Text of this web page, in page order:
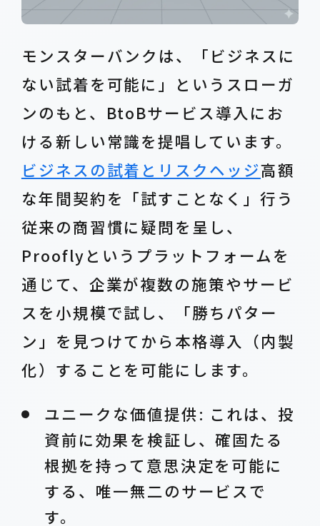
モンスターバンクは、「ビジネスに
ない試着を可能に」というスローガ
ンのもと、BtoBサービス導入にお
ける新しい常識を提唱しています。
ビジネスの試着とリスクヘッジ高額
な年間契約を「試すことなく」行う
従来の商習慣に疑問を呈し、
Prooflyというプラットフォームを
通じて、企業が複数の施策やサービ
スを小規模で試し、「勝ちパター
ン」を見つけてから本格導入（内製
化）することを可能にします。
ユニークな価値提供: これは、投
資前に効果を検証し、確固たる
根拠を持って意思決定を可能に
する、唯一無二のサービスで
す。